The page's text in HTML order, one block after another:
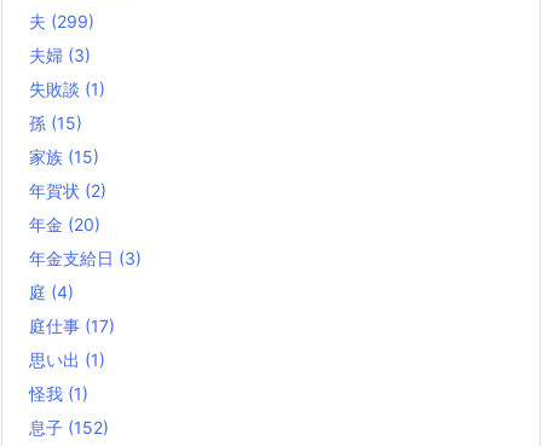
夫 (299)
夫婦 (3)
失敗談 (1)
孫 (15)
家族 (15)
年賀状 (2)
年金 (20)
年金支給日 (3)
庭 (4)
庭仕事 (17)
思い出 (1)
怪我 (1)
息子 (152)